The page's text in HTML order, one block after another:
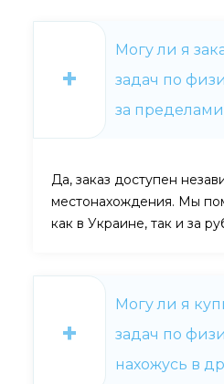
Могу ли я
задач по
за
Да, заказ доступен
местонахождения. Мы
как в Украине, так и за
Могу ли я
задач по
нахожусь в